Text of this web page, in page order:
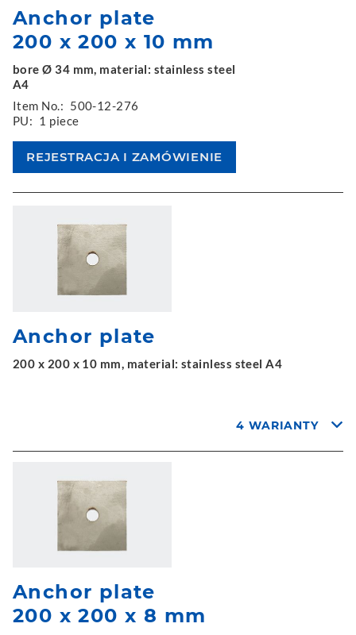
Anchor plate
200 x 200 x 10 mm
bore Ø 34 mm, material: stainless steel
A4
Item No.: 500-12-276
PU: 1 piece
Anchor plate
200 x 200 x 10 mm, material: stainless steel A4
4 WARIANTY
Anchor plate
200 x 200 x 8 mm